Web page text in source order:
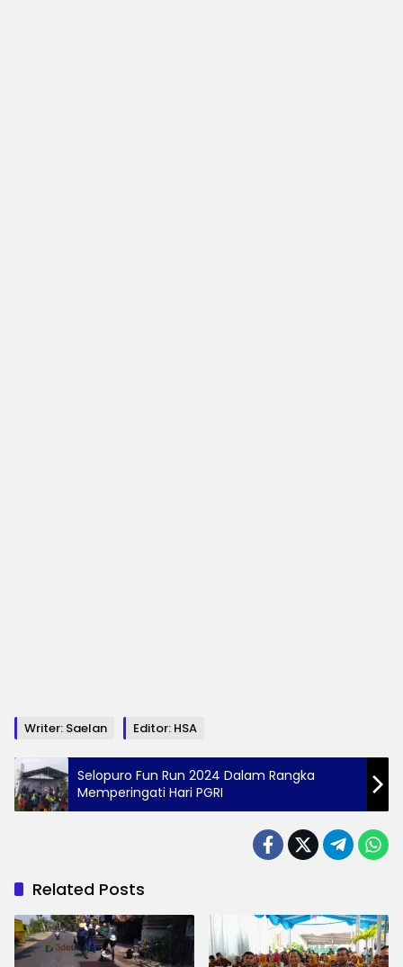
Writer: Saelan Editor: HSA
Selopuro Fun Run 2024 Dalam Rangka
Memperingati Hari PGRI
Related Posts